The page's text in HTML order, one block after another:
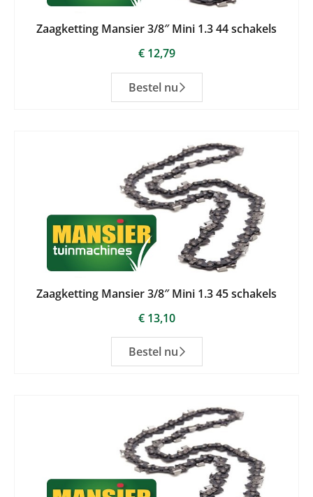
Zaagketting Mansier 3/8″ Mini 1.3 44 schakels
€12,79
Bestel nu
Zaagketting Mansier 3/8″ Mini 1.3 45 schakels
€13,10
Bestel nu